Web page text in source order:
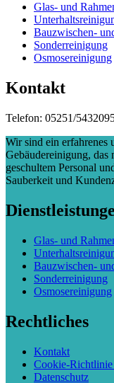
Glas- und
Bauzwischen-
Sonderreinigung
Osmosereinigung
Kontakt
Telefon: 05251/
Wir sind ein erfahrenes
Gebäudereinigung, das
geschultem Personal
Sauberkeit und
Glas- und
Bauzwischen-
Sonderreinigung
Osmosereinigung
Rechtliches
Kontakt
Cookie-
Datenschutz